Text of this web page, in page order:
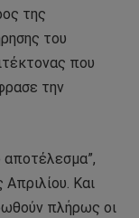
της
του
που
την
αποτέλεσμα”,
Και
πλήρως οι